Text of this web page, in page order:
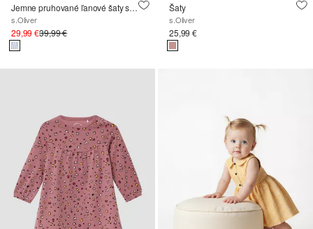
Jemne pruhované ľanové šaty s čipkovanými detailmi
s.Oliver
29,99 €39,99 €
Šaty
s.Oliver
25,99 €